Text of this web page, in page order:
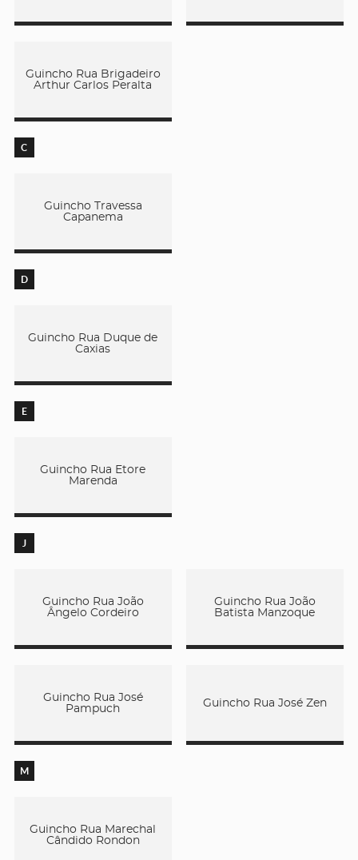
Guincho Rua Brigadeiro
Arthur Carlos Peralta
C
Guincho Travessa
Capanema
D
Guincho Rua Duque de
Caxias
E
Guincho Rua Etore
Marenda
J
Guincho Rua João
Ângelo Cordeiro
Guincho Rua João
Batista Manzoque
Guincho Rua José
Pampuch
Guincho Rua José Zen
M
Guincho Rua Marechal
Cândido Rondon